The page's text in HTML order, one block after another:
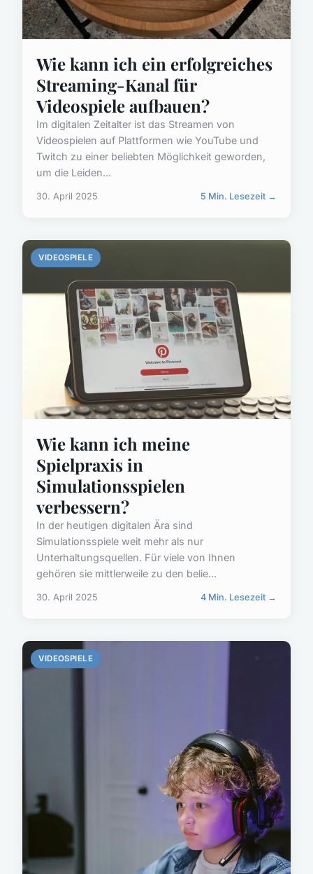
Wie kann ich ein erfolgreiches
Streaming-Kanal für
Videospiele aufbauen?
Im digitalen Zeitalter ist das Streamen von
Videospielen auf Plattformen wie YouTube und
Twitch zu einer beliebten Möglichkeit geworden,
um die Leiden...
30. April 2025 5 Min. Lesezeit →
VIDEOSPIELE
Wie kann ich meine
Spielpraxis in
Simulationsspielen
verbessern?
In der heutigen digitalen Ära sind
Simulationsspiele weit mehr als nur
Unterhaltungsquellen. Für viele von Ihnen
gehören sie mittlerweile zu den belie...
30. April 2025 4 Min. Lesezeit →
VIDEOSPIELE